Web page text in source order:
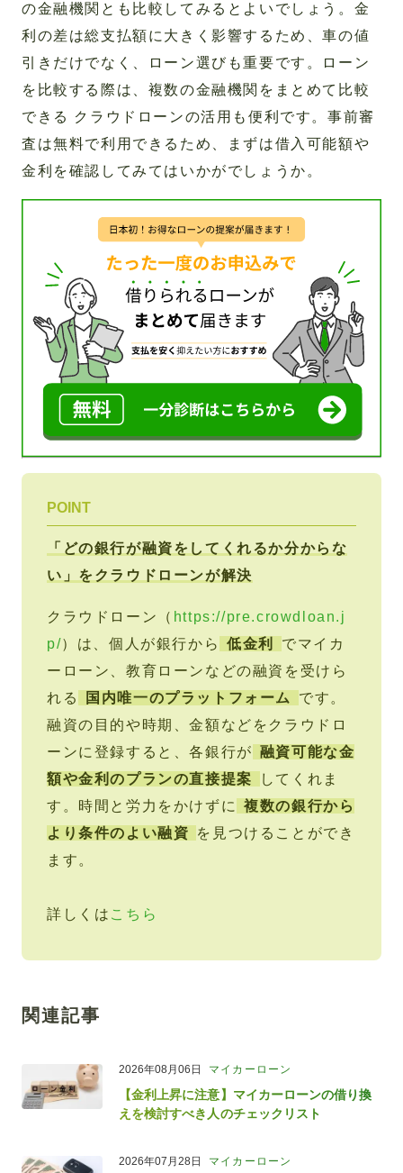
の金融機関とも比較してみるとよいでしょう。金
利の差は総支払額に大きく影響するため、車の値
引きだけでなく、ローン選びも重要です。ローン
を比較する際は、複数の金融機関をまとめて比較
できる クラウドローンの活用も便利です。事前審
査は無料で利用できるため、まずは借入可能額や
金利を確認してみてはいかがでしょうか。
POINT
「どの銀行が融資をしてくれるか分からな
い」をクラウドローンが解決
クラウドローン（ https://pre.crowdloan.j
p/）は、個人が銀行から 低金利
でマイカ
ーローン、教育ローンなどの融資を受けら
れる
国内唯一のプラットフォーム
です。
融資の目的や時期、金額などをクラウドロ
ーンに登録すると、各銀行が 融資可能な金
額や金利のプランの直接提案
してくれま
す。時間と労力をかけずに
複数の銀行から
より条件のよい融資
を見つけることができ
ます。
詳しくは こちら
関連記事
2026年08月06日 マイカーローン
【金利上昇に注意】マイカーローンの借り換
えを検討すべき人のチェックリスト
2026年07月28日 マイカーローン